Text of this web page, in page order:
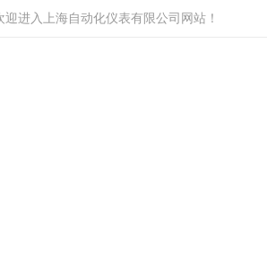
迎进入上海自动化仪表有限公司网站！